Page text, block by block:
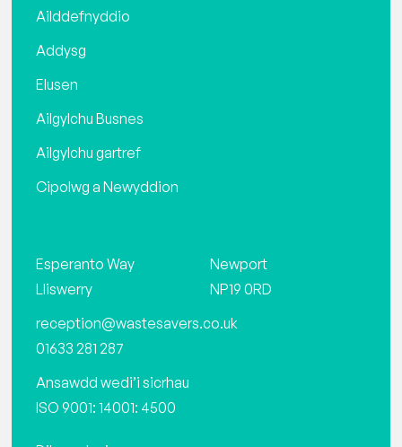
Ailddefnyddio
Addysg
Elusen
Ailgylchu Busnes
Ailgylchu gartref
Cipolwg a Newyddion
Esperanto Way
Lliswerry
Newport
NP19 0RD
reception@wastesavers.co.uk
01633 281 287
Ansawdd wedi’i sicrhau
ISO 9001: 14001: 4500